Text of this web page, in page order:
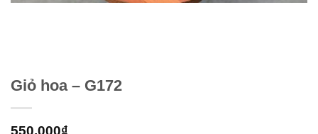
Giỏ hoa – G172
550.000₫